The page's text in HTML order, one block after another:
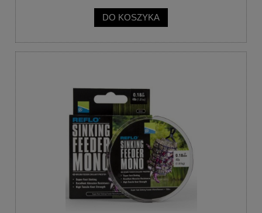
DO KOSZYKA